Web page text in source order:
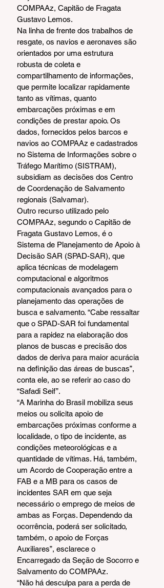
COMPAAz, Capitão de Fragata
Gustavo Lemos.
Na linha de frente dos trabalhos de
resgate, os navios e aeronaves são
orientados por uma estrutura
robusta de coleta e
compartilhamento de informações,
que permite localizar rapidamente
tanto as vítimas, quanto
embarcações próximas e em
condições de prestar apoio. Os
dados, fornecidos pelos barcos e
navios ao COMPAAz e cadastrados
no Sistema de Informações sobre o
Tráfego Marítimo (SISTRAM),
subsidiam as decisões dos Centro
de Coordenação de Salvamento
regionais (Salvamar).
Outro recurso utilizado pelo
COMPAAz, segundo o Capitão de
Fragata Gustavo Lemos, é o
Sistema de Planejamento de Apoio à
Decisão SAR (SPAD-SAR), que
aplica técnicas de modelagem
computacional e algoritmos
computacionais avançados para o
planejamento das operações de
busca e salvamento. “Cabe ressaltar
que o SPAD-SAR foi fundamental
para a rapidez na elaboração dos
planos de buscas e precisão dos
dados de deriva para maior acurácia
na definição das áreas de buscas”,
conta ele, ao se referir ao caso do
“Safadi Seif”.
“A Marinha do Brasil mobiliza seus
meios ou solicita apoio de
embarcações próximas conforme a
localidade, o tipo de incidente, as
condições meteorológicas e a
quantidade de vítimas. Há, também,
um Acordo de Cooperação entre a
FAB e a MB para os casos de
incidentes SAR em que seja
necessário o emprego de meios de
ambas as Forças. Dependendo da
ocorrência, poderá ser solicitado,
também, o apoio de Forças
Auxiliares”, esclarece o
Encarregado da Seção de Socorro e
Salvamento do COMPAAz.
“Não há desculpa para a perda de